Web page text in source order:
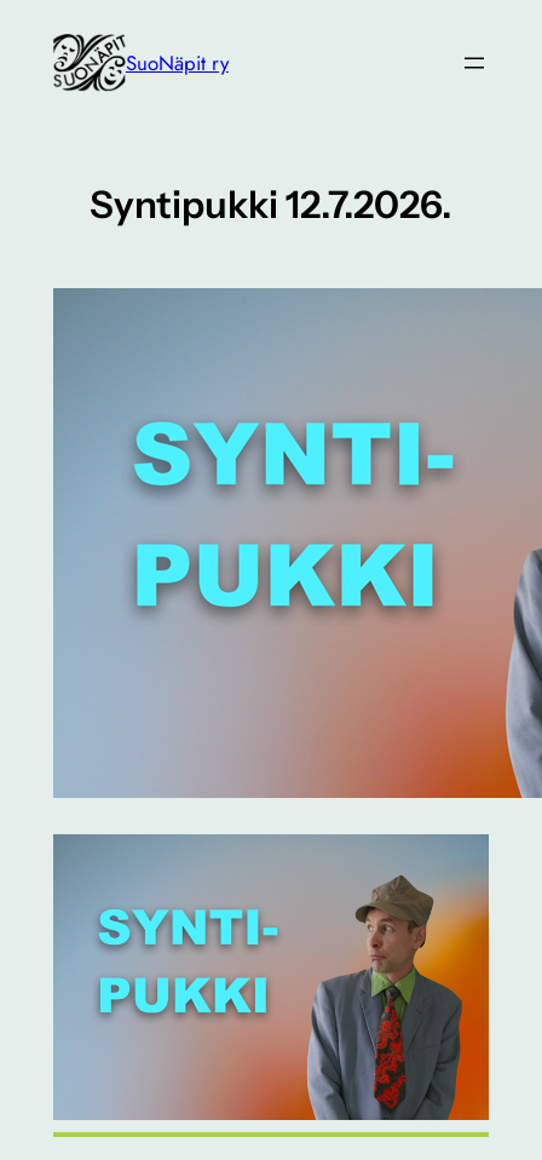
sisältöön
SuoNäpit ry
Syntipukki 12.7.2026.